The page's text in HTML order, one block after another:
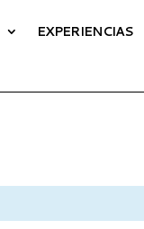
EXPERIENCIAS